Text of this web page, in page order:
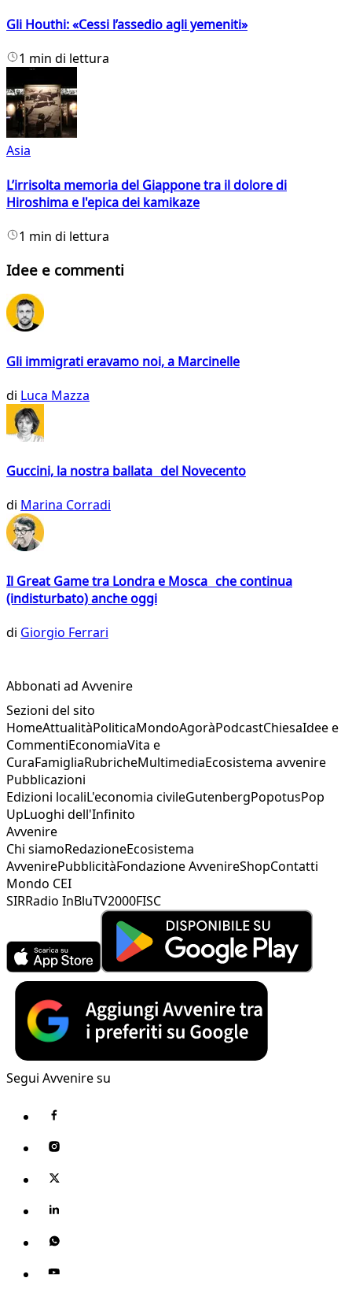
Gli Houthi: «Cessi l’assedio agli yemeniti»
1 min di lettura
Asia
L’irrisolta memoria del Giappone tra il dolore di
Hiroshima e l'epica dei kamikaze
1 min di lettura
Idee e commenti
Gli immigrati eravamo noi, a Marcinelle
di Luca Mazza
Guccini, la nostra ballata del Novecento
di Marina Corradi
Il Great Game tra Londra e Mosca che continua
(indisturbato) anche oggi
di Giorgio Ferrari
Abbonati ad Avvenire
Sezioni del sito
HomeAttualitàPoliticaMondoAgoràPodcastChiesaIdee e
CommentiEconomiaVita e
CuraFamigliaRubricheMultimediaEcosistema avvenire
Pubblicazioni
Edizioni localiL'economia civileGutenbergPopotusPop
UpLuoghi dell'Infinito
Avvenire
Chi siamoRedazioneEcosistema
AvvenirePubblicitàFondazione AvvenireShopContatti
Mondo CEI
SIRRadio InBluTV2000FISC
Segui Avvenire su